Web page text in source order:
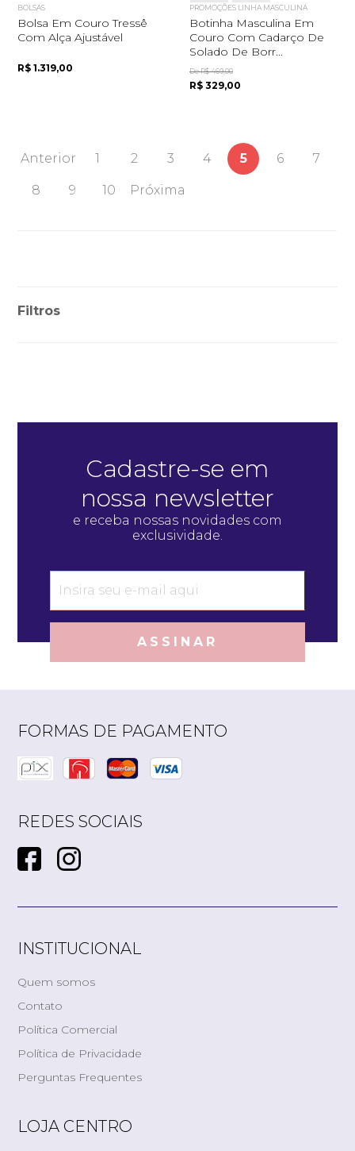
BOLSAS
Bolsa Em Couro Tressê
Com Alça Ajustável
R$ 1.319,00
PROMOÇÕES LINHA MASCULINA
Botinha Masculina Em
Couro Com Cadarço De
Solado De Borr...
De R$ 469,00
R$ 329,00
Anterior 1 2 3 4 5 6 7
8 9 10 Próxima
Filtros
Cadastre-se em
nossa newsletter
e receba nossas novidades com
exclusividade.
ASSINAR
FORMAS DE PAGAMENTO
REDES SOCIAIS
INSTITUCIONAL
Quem somos
Contato
Política Comercial
Política de Privacidade
Perguntas Frequentes
LOJA CENTRO